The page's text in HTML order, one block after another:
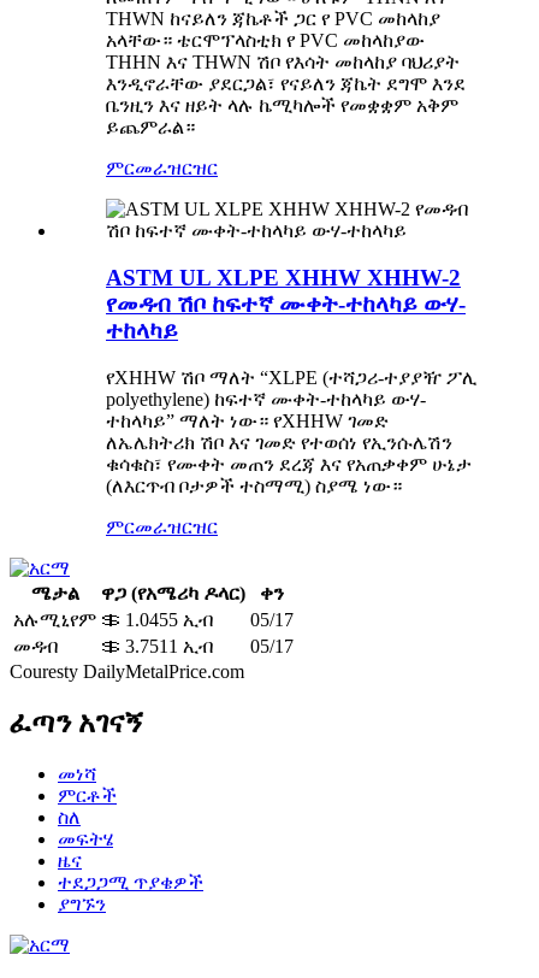
THWN ከናይለን ጃኬቶች ጋር የ PVC መከላከያ
አላቸው። ቴርሞፕላስቲክ የ PVC መከላከያው
THHN እና THWN ሽቦ የእሳት መከላከያ ባህሪያት
እንዲኖራቸው ያደርጋል፣ የናይለን ጃኬት ደግሞ እንደ
ቤንዚን እና ዘይት ላሉ ኬሚካሎች የመቋቋም አቅም
ይጨምራል።
ምርመራዝርዝር
ASTM UL XLPE XHHW XHHW-2
የመዳብ ሽቦ ከፍተኛ ሙቀት-ተከላካይ ውሃ-
ተከላካይ
የXHHW ሽቦ ማለት “XLPE (ተሻጋሪ-ተያያዥ ፖሊ
polyethylene) ከፍተኛ ሙቀት-ተከላካይ ውሃ-
ተከላካይ” ማለት ነው። የXHHW ገመድ
ለኤሌክትሪክ ሽቦ እና ገመድ የተወሰነ የኢንሱሌሽን
ቁሳቁስ፣ የሙቀት መጠን ደረጃ እና የአጠቃቀም ሁኔታ
(ለእርጥብ ቦታዎች ተስማሚ) ስያሜ ነው።
ምርመራዝርዝር
ሜታል ዋጋ (የአሜሪካ ዶላር)
ቀን
አሉሚኒየም ＄ 1.0455 ኢብ
05/17
መዳብ
＄ 3.7511 ኢብ
05/17
Couresty DailyMetalPrice.com
ፈጣን አገናኝ
መነሻ
ምርቶች
ስለ
መፍትሄ
ዜና
ተደጋጋሚ ጥያቄዎች
ያግኙን